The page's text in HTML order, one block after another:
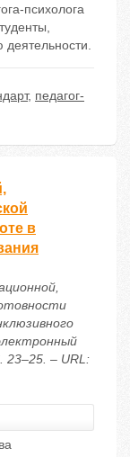
психолога
, педагог-
в
23–25. – URL: